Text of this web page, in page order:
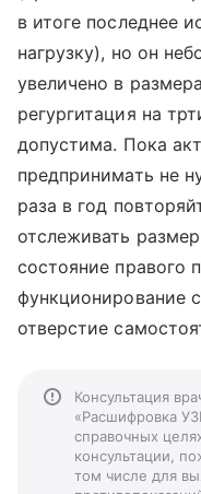
в итоге последнее
нагрузку), но он
увеличено в
регургитация на
допустима. Пока
предпринимать не
раза в год
отслеживать
состояние правого
функционирование
отверстие
Консультация
«Расшифровка
справочных
консультации,
том числе для